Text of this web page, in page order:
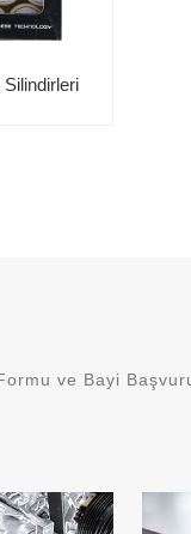
Silindirleri
ve Bayi